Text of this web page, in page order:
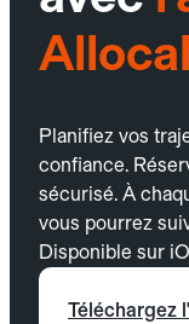
Planifiez vos
confiance.
sécurisé. À
vous pourrez
Disponible sur
Téléchargez